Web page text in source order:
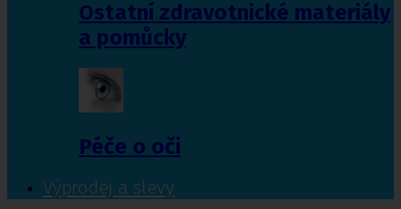
Ostatní zdravotnické materiály
a pomůcky
Péče o oči
Výprodej a slevy